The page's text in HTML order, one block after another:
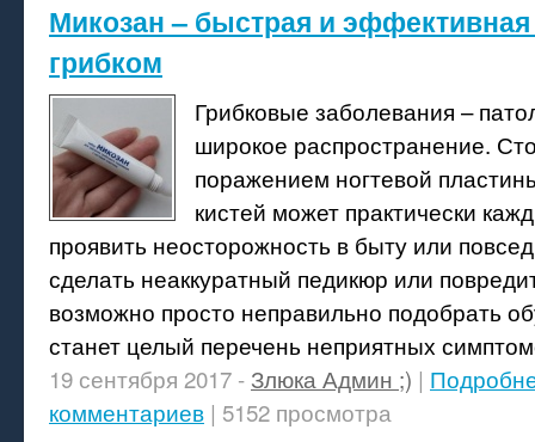
Микозан – быстрая и
грибком
Грибковые заболевания –
широкое распространение.
поражением ногтевой
кистей может практически
проявить неосторожность в быту или
сделать неаккуратный педикюр или
возможно просто неправильно подобрать
станет целый перечень неприятных
19 сентября 2017 - Злюка Админ ;) |
комментариев | 5152 просмотра